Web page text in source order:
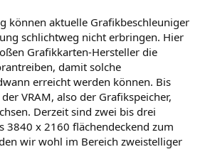
können aktuelle Grafikbeschleuniger
schlichtweg nicht erbringen. Hier
Grafikkarten-Hersteller die
damit solche
erreicht werden können. Bis
VRAM, also der Grafikspeicher,
Derzeit sind zwei bis drei
3840 x 2160 flächendeckend zum
wir wohl im Bereich zweistelliger